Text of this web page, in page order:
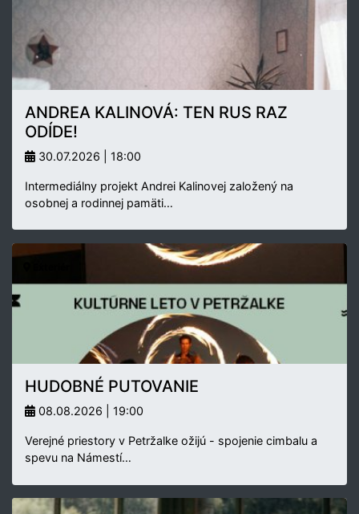
ANDREA KALINOVÁ: TEN RUS RAZ
ODÍDE!
30.07.2026 | 18:00
Intermediálny projekt Andrei Kalinovej založený na
osobnej a rodinnej pamäti…
HUDOBNÉ PUTOVANIE
08.08.2026 | 19:00
Verejné priestory v Petržalke ožijú - spojenie cimbalu a
spevu na Námestí…